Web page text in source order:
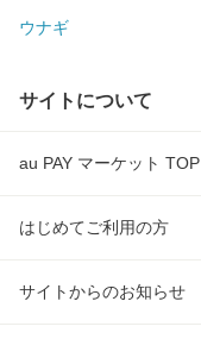
ウナギ
サイトについて
au PAY マーケット TOP
はじめてご利用の方
サイトからのお知らせ